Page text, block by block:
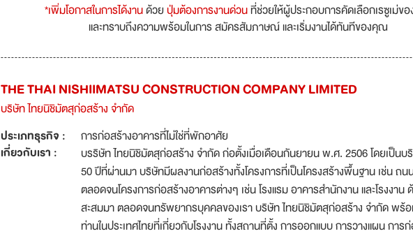
*เพิ่มโอกาสในการได้งานด้วยปุ่มต้องการงานด่วนที่ช่วยให้ผู้ประกอบการคัดเลือกเรซูเม่ข
และทราบถึงความพร้อมในการ สมัครสัมภาษณ์ และเริ่มงานได้ทันทีของคุณ
THE THAI NISHIIMATSU CONSTRUCTION COMPANY LIMITED
บริษัท ไทยนิชิมัตสุก่อสร้าง จำกัด
ประเภทธุรกิจ :
การก่อสร้างอาคารที่ไม่ใช่ที่พักอาศัย
เกี่ยวกับเรา :
บรริษัท ไทยนิชิมัตสุก่อสร้าง จำกัด ก่อตั้งเมื่อเดือนกันยายน พ.ศ. 2506 โดยเป็น
50 ปีที่ผ่านมา บริษัทมีผลงานก่อสร้างทั้งโครงการที่เป็นโครงสร้างพื้นฐาน เช่น ถ
ตลอดจนโครงการก่อสร้างอาคารต่างๆ เช่น โรงแรม อาคารสำนักงาน และโรง
สะสมมา ตลอดจนทรัพยากรบุคคลของเรา บริษัท ไทยนิชิมัตสุก่อสร้าง จำกัด พร้
ท่านในประเทศไทยที่เกี่ยวกับโรงงาน ทั้งสถานที่ตั้ง การออกแบบ การวางแผน กา